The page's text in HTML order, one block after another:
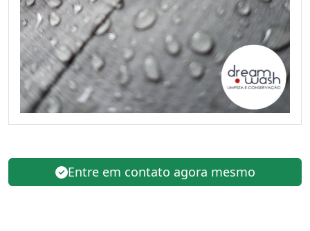
Entre em contato agora mesmo